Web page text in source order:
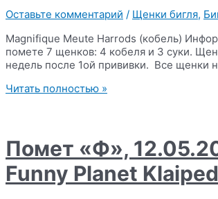
Оставьте комментарий / Щенки бигля,
Magnifique Meute Harrods (кобель)
помете 7 щенков: 4 кобеля и 3 суки.
недель после 1ой прививки. Все щенки
Помет
Shegoday
Double
Jackpot
х
Читать полностью »
Помет «Ф»,
Funny Planet